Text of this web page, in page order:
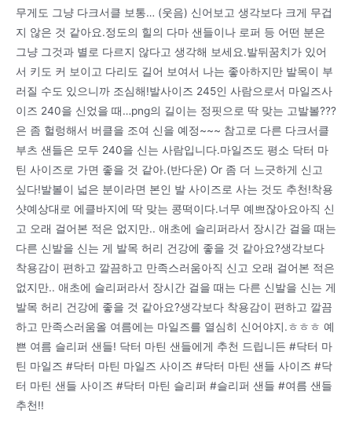
무게도 그냥 다크서클 보통… (웃음) 신어보고 생각보다 크게 무겁
지 않은 것 같아요.정도의 힐의 다마 샌들이나 로퍼 등 어떤 분은
그냥 그것과 별로 다르지 않다고 생각해 보세요.발뒤꿈치가 있어
서 키도 커 보이고 다리도 길어 보여서 나는 좋아하지만 발목이 부
러질 수도 있으니까 조심해!발사이즈 245인 사람으로서 마일즈사
이즈 240을 신었을 때…png의 길이는 정핏으로 딱 맞는 고발볼???
은 좀 헐렁해서 버클을 조여 신을 예정~~~ 참고로 다른 다크서클
부츠 샌들은 모두 240을 신는 사람입니다.마일즈도 평소 닥터 마
틴 사이즈로 가면 좋을 것 같아.(반다운) Or 좀 더 느긋하게 신고
싶다!발볼이 넓은 분이라면 본인 발 사이즈로 사는 것도 추천!착용
샷예상대로 에클바지에 딱 맞는 콩떡이다.너무 예쁘잖아요아직 신
고 오래 걸어본 적은 없지만.. 애초에 슬리퍼라서 장시간 걸을 때는
다른 신발을 신는 게 발목 허리 건강에 좋을 것 같아요?생각보다
착용감이 편하고 깔끔하고 만족스러움아직 신고 오래 걸어본 적은
없지만.. 애초에 슬리퍼라서 장시간 걸을 때는 다른 신발을 신는 게
발목 허리 건강에 좋을 것 같아요?생각보다 착용감이 편하고 깔끔
하고 만족스러움올 여름에는 마일즈를 열심히 신어야지.ㅎㅎㅎ 예
쁜 여름 슬리퍼 샌들! 닥터 마틴 샌들에게 추천 드립니든 #닥터 마
틴 마일즈 #닥터 마틴 마일즈 사이즈 #닥터 마틴 샌들 사이즈 #닥
터 마틴 샌들 사이즈 #닥터 마틴 슬리퍼 #슬리퍼 샌들 #여름 샌들
추천!!